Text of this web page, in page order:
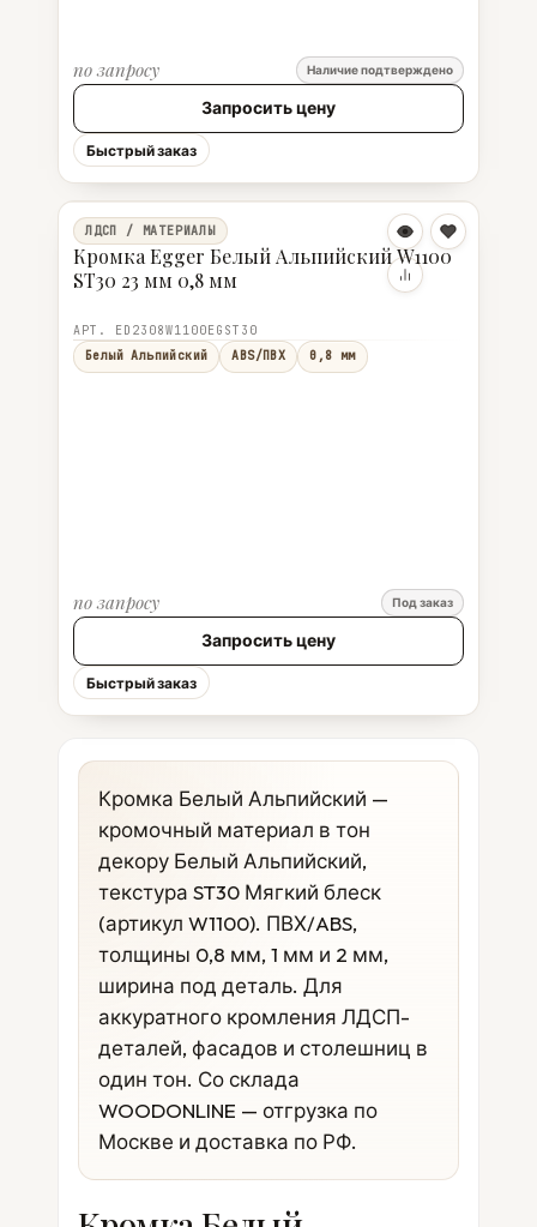
по запросу Наличие подтверждено
Запросить цену
Быстрый заказ
ЛДСП / МАТЕРИАЛЫ
Кромка Egger Белый Альпийский W1100
ST30 23 мм 0,8 мм
АРТ. ED2308W1100EGST30
Белый Альпийский
ABS/ПВХ 0,8 мм
по запросу Под заказ
Запросить цену
Быстрый заказ
Кромка Белый Альпийский —
кромочный материал в тон
декору Белый Альпийский,
текстура ST30 Мягкий блеск
(артикул W1100). ПВХ/ABS,
толщины 0,8 мм, 1 мм и 2 мм,
ширина под деталь. Для
аккуратного кромления ЛДСП-
деталей, фасадов и столешниц в
один тон. Со склада
WOODONLINE — отгрузка по
Москве и доставка по РФ.